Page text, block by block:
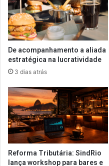
De acompanhamento a aliada
estratégica na lucratividade
3 dias atrás
Reforma Tributária: SindRio
lança workshop para bares e